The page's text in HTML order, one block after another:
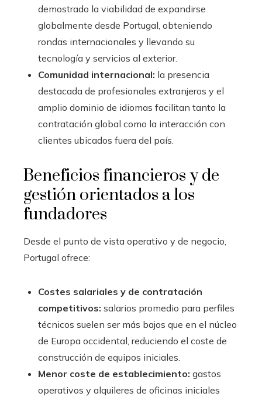
demostrado la viabilidad de expandirse
globalmente desde Portugal, obteniendo
rondas internacionales y llevando su
tecnología y servicios al exterior.
Comunidad internacional: la presencia
destacada de profesionales extranjeros y el
amplio dominio de idiomas facilitan tanto la
contratación global como la interacción con
clientes ubicados fuera del país.
Beneficios financieros y de
gestión orientados a los
fundadores
Desde el punto de vista operativo y de negocio,
Portugal ofrece:
Costes salariales y de contratación
competitivos: salarios promedio para perfiles
técnicos suelen ser más bajos que en el núcleo
de Europa occidental, reduciendo el coste de
construcción de equipos iniciales.
Menor coste de establecimiento: gastos
operativos y alquileres de oficinas iniciales